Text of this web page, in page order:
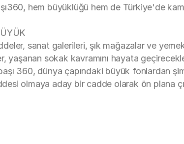
hem büyüklüğü hem de Türkiye'de
sanat galerileri, şık mağazalar ve
yaşanan sokak kavramını hayata
360, dünya çapındaki büyük fonlardan
olmaya aday bir cadde olarak ön plana